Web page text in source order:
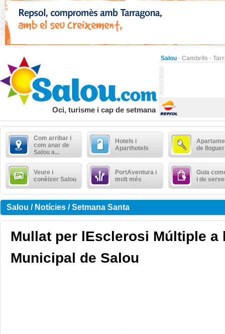
Salou · Cambrils ·
Oci, turisme i cap de setmana
Com arribar i
com anar de
Salou a...
Hotels i
Aparthotels
de lloguer
Veure i
conèixer Salou
PortAventura i
molt més
Guia
i de
Salou / Notícies / Setmana Santa
Mullat per lEsclerosi Múltiple
Municipal de Salou